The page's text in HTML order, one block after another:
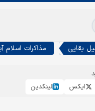
بقایی مذاکرات اسلام
ایکس لینکدین